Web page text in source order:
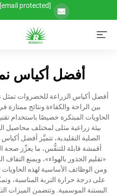
[email protected]
أفضل أكياس
أفضل أكياس الزراعة للخضروات تمثل
بين الراحة والكفاءة ونتائج
الحاويات المبتكرة خصيصًا باستخدام
بيئة زراعية مثلى لمختلف
الصلبة التقليدية، تتميَّز أفضل
أقمشة قابلة للتنفُّس، ما يعزِّز صحة
«تقليم الجذور بالهواء»، ويمنع
ومن الوظائف الأساسية لهذه
على درجة حرارة التربة المناسبة،
البستنة الموسمية. وتتضمن الميزات